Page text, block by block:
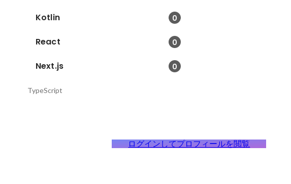
Kotlin 0
React 0
Next.js 0
TypeScript
ログインしてプロフィールを閲覧